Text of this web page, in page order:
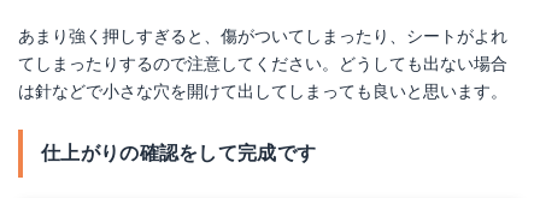
あまり強く押しすぎると、傷がついてしまったり、シートがよれ
てしまったりするので注意してください。どうしても出ない場合
は針などで小さな穴を開けて出してしまっても良いと思います。
仕上がりの確認をして完成です